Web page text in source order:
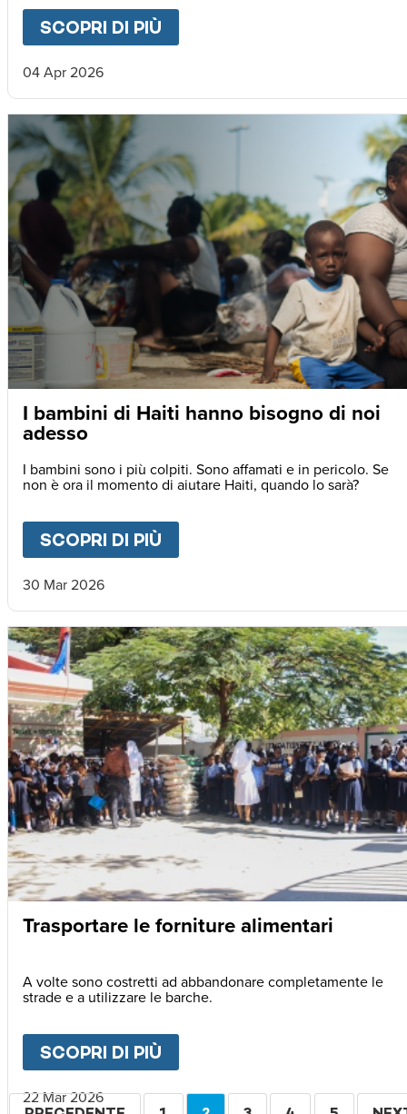
SCOPRI DI PIÙ
04 Apr 2026
I bambini di Haiti hanno bisogno di noi
adesso
I bambini sono i più colpiti. Sono affamati e in pericolo. Se
non è ora il momento di aiutare Haiti, quando lo sarà?
SCOPRI DI PIÙ
30 Mar 2026
Trasportare le forniture alimentari
A volte sono costretti ad abbandonare completamente le
strade e a utilizzare le barche.
SCOPRI DI PIÙ
22 Mar 2026